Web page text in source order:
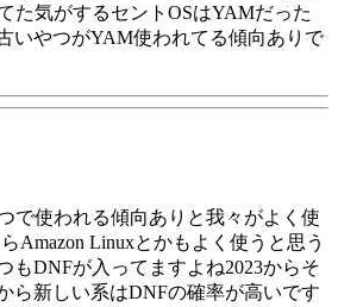
た気がするセントOSはYAMだった
いやつがYAM使われてる傾向ありで
で使われる傾向ありと我々がよく使
Amazon Linuxとかもよく使うと思う
もDNFが入ってますよね2023からそ
ら新しい系はDNFの確率が高いです